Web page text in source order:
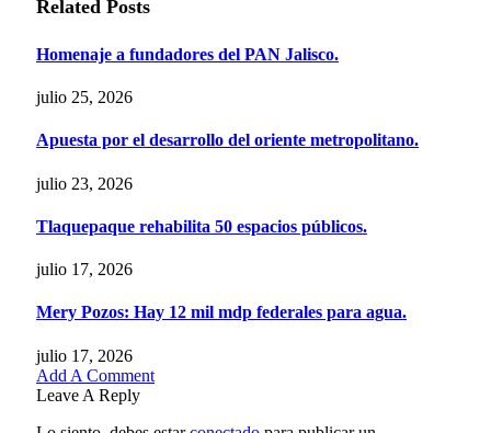
Related Posts
Homenaje a fundadores del PAN Jalisco.
julio 25, 2026
Apuesta por el desarrollo del oriente metropolitano.
julio 23, 2026
Tlaquepaque rehabilita 50 espacios públicos.
julio 17, 2026
Mery Pozos: Hay 12 mil mdp federales para agua.
julio 17, 2026
Add A Comment
Leave A Reply